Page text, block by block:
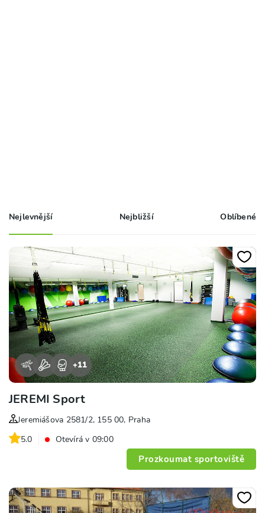
Nejlevnější Nejbližší Oblíbené
+11
JEREMI Sport
Jeremiášova 2581/2, 155 00, Praha
5.0
Otevírá v 09:00
Prozkoumat sportoviště